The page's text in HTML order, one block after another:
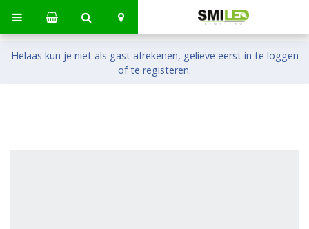
Helaas kun je niet als gast afrekenen, gelieve eerst in te loggen
of te registeren.